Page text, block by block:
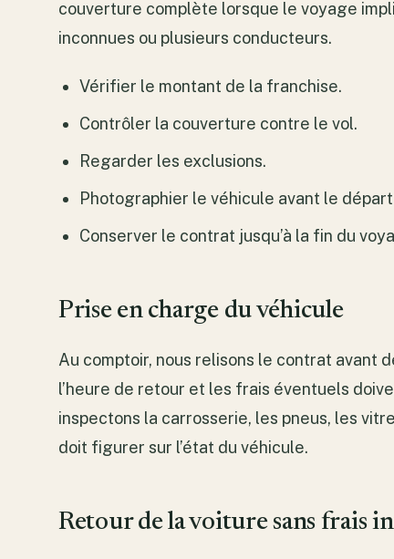
couverture complète lorsque le voyage
inconnues ou plusieurs conducteurs.
Vérifier le montant de la franchise.
Contrôler la couverture contre le vol.
Regarder les exclusions.
Photographier le véhicule avant le
Conserver le contrat jusqu’à la fin du
Prise en charge du véhicule
Au comptoir, nous relisons le contrat avant
l’heure de retour et les frais éventuels
inspectons la carrosserie, les pneus, les
doit figurer sur l’état du véhicule.
Retour de la voiture sans frais